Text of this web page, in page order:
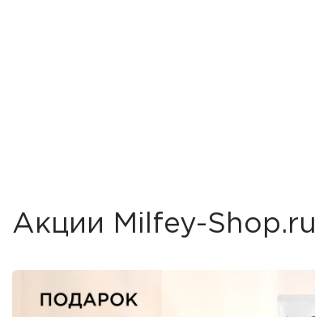
Акции Milfey-Shop.ru